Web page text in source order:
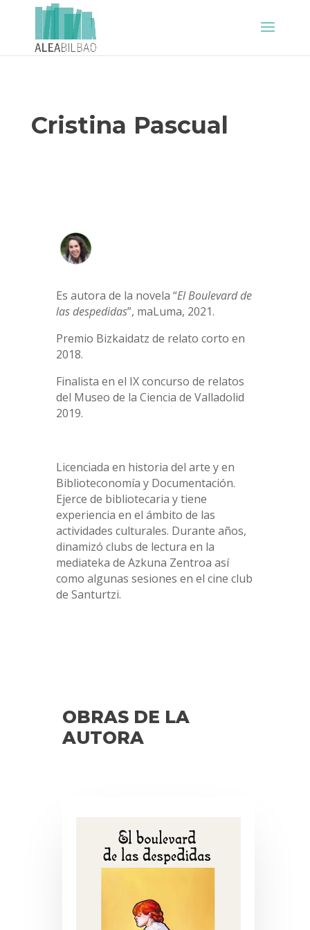
Cristina Pascual
Es autora de la novela “El Boulevard de
las despedidas”, maLuma, 2021.
Premio Bizkaidatz de relato corto en
2018.
Finalista en el IX concurso de relatos
del Museo de la Ciencia de Valladolid
2019.
Licenciada en historia del arte y en
Biblioteconomía y Documentación.
Ejerce de bibliotecaria y tiene
experiencia en el ámbito de las
actividades culturales. Durante años,
dinamizó clubs de lectura en la
mediateka de Azkuna Zentroa así
como algunas sesiones en el cine club
de Santurtzi.
OBRAS DE LA
AUTORA